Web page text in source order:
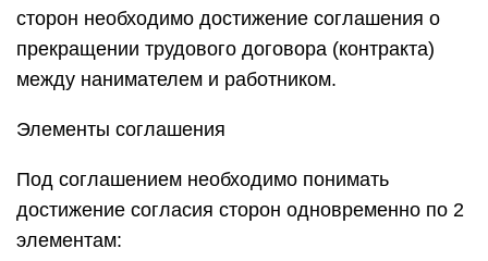
сторон необходимо достижение соглашения о
прекращении трудового договора (контракта)
между нанимателем и работником.
Элементы соглашения
Под соглашением необходимо понимать
достижение согласия сторон одновременно по 2
элементам: